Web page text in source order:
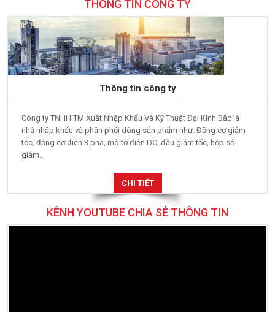
THÔNG TIN CÔNG TY
Thông tin công ty
Công ty TNHH TM Xuất Nhập Khẩu Và Kỹ Thuật Đại Kinh Bắc là
nhà nhập khẩu và phân phối dòng sản phẩm như: Động cơ giảm
tốc, động cơ điện 3 pha, mô tơ điện DC, đầu giảm tốc, hộp số
giảm...
CHI TIẾT
KÊNH YOUTUBE CHIA SẺ THÔNG TIN